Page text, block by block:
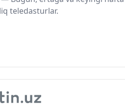
teledasturlar.